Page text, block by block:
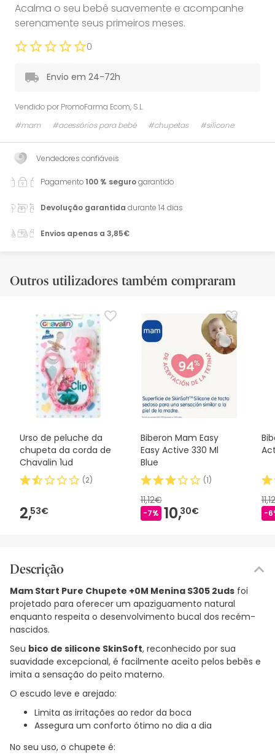
Acalma o seu bebê suavemente e acompanhe
serenamente seus primeiros meses.
0
Envio em 24-72h
Vendido por PromoFarma Ecom, S.L.
#mam
#acessórios para bebé #chupetas #silicone
Vendedores confiáveis
Pagamento100 % segurogarantido
Devolução garantida durante 14 dias
Envios apenas a 3,85€
Outros utilizadores também compraram
Urso de peluche da
chupeta da corda de
Chavalin 1ud
(2)
2,53€
Biberon Mam Easy
Easy Active 330 Ml
Blue
(1)
11,12€
-7% 10,30€ -
Descrição
Mam Start Pure Chupete +0M Menina S305 2uds foi
projetado para oferecer um apaziguamento natural
enquanto respeita o desenvolvimento bucal dos recém-
nascidos.
Seu bico de silicone SkinSoft, reconhecido por sua
suavidade excepcional, é facilmente aceito pelos bebês e
imita a sensação do peito materno.
O escudo leve e arejado:
Limita as irritações ao redor da boca
Assegura um conforto ótimo no dia a dia
No seu uso, o chupete é: